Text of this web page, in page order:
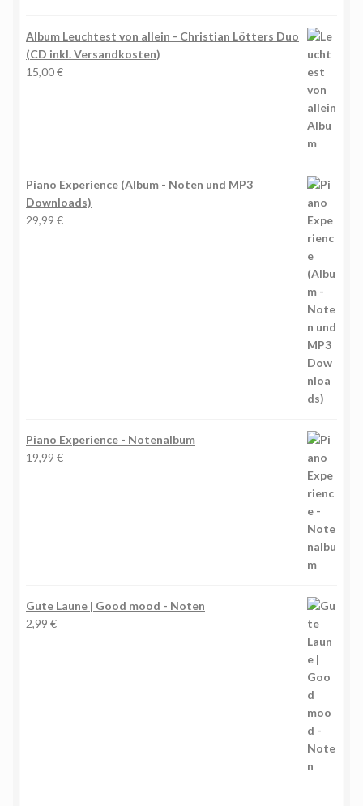
Album Leuchtest von allein - Christian Lötters Duo
(CD inkl. Versandkosten)
15,00€
Piano Experience (Album - Noten und MP3
Downloads)
29,99 €
Piano Experience - Notenalbum
19,99 €
Gute Laune | Good mood - Noten
2,99 €